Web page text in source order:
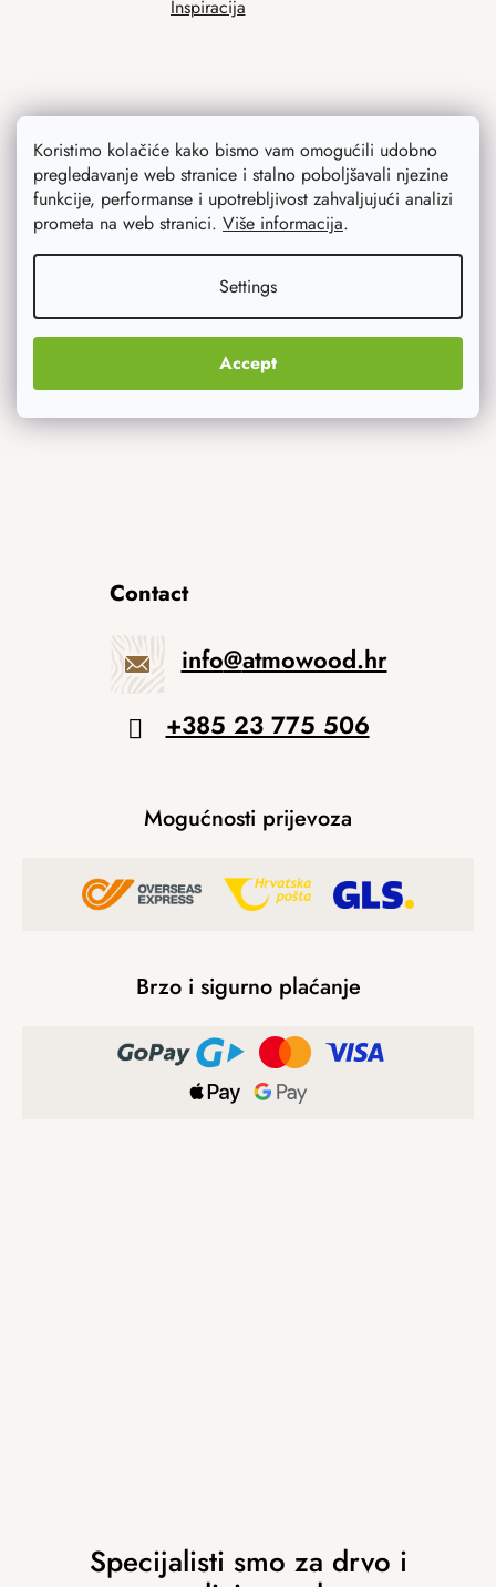
Koristimo kolačiće kako bismo vam omogućili udobno
pregledavanje web stranice i stalno poboljšavali njezine
funkcije, performanse i upotrebljivost zahvaljujući analizi
prometa na web stranici. Više informacija.
Settings
Accept
Inspiracija
Ono što vas najviše zanima
Originalni pokloni
Contact
info@atmowood.hr
+385 23 775 506
Mogućnosti prijevoza
Brzo i sigurno plaćanje